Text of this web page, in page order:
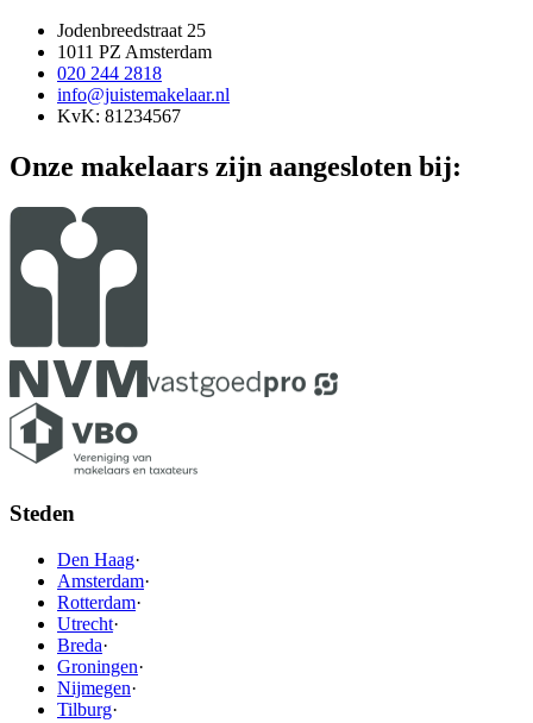
Jodenbreedstraat 25
1011 PZ Amsterdam
020 244 2818
info@juistemakelaar.nl
KvK: 81234567
Onze makelaars zijn aangesloten bij:
Steden
Den Haag·
Amsterdam·
Rotterdam·
Utrecht·
Breda·
Groningen·
Nijmegen·
Tilburg·